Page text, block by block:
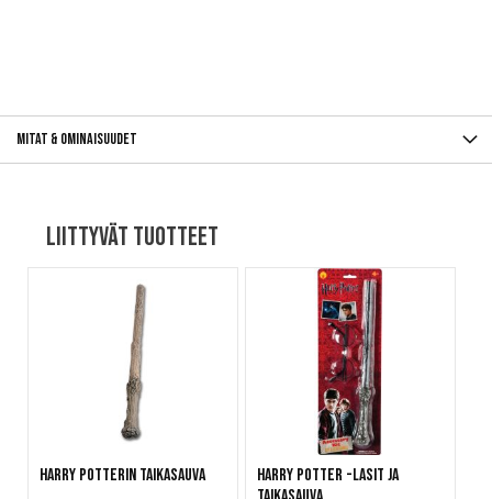
Mitat & ominaisuudet
Liittyvät tuotteet
Harry Potterin taikasauva
Harry Potter -lasit ja